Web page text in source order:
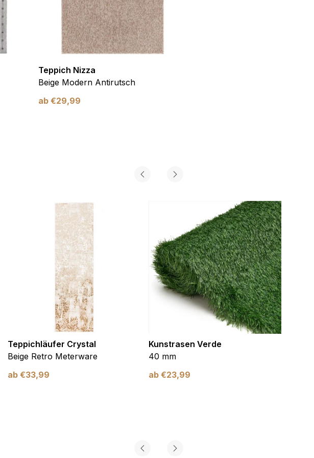
Teppich Nizza
Beige Modern Antirutsch
ab €29,99
Teppichläufer Crystal
Beige Retro Meterware
ab €33,99
Kunstrasen Verde
40 mm
ab €23,99